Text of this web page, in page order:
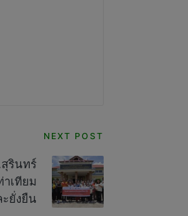
NEXT POST
รินทร์
เทียม
ยั่งยืน